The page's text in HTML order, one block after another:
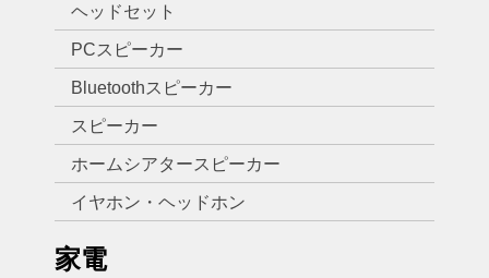
ヘッドセット
PCスピーカー
Bluetoothスピーカー
スピーカー
ホームシアタースピーカー
イヤホン・ヘッドホン
家電